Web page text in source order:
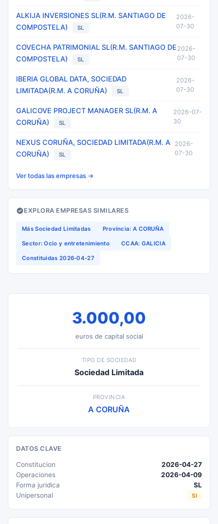
ALKIJA INVERSIONES SL(R.M. SANTIAGO DE
COMPOSTELA)
SL
2026-
07-30
COVECHA PATRIMONIAL SL(R.M. SANTIAGO DE
COMPOSTELA)
SL
2026-
07-30
IBERIA GLOBAL DATA, SOCIEDAD
LIMITADA(R.M. A CORUÑA)
SL
2026-
07-30
GALICOVE PROJECT MANAGER SL(R.M. A
CORUÑA)
SL
2026-07-
30
NEXUS CORUÑA, SOCIEDAD LIMITADA(R.M. A
CORUÑA)
SL
2026-
07-30
Ver todas las empresas →
EXPLORA EMPRESAS SIMILARES
Más Sociedad Limitadas Provincia: A CORUÑA
Sector: Ocio y entretenimiento CCAA: GALICIA
Constituidas 2026-04-27
3.000,00
euros de capital social
TIPO DE SOCIEDAD
Sociedad Limitada
PROVINCIA
A CORUÑA
DATOS CLAVE
Constitucion
2026-04-27
Operaciones
2026-04-09
Forma juridica
SL
Unipersonal
SI